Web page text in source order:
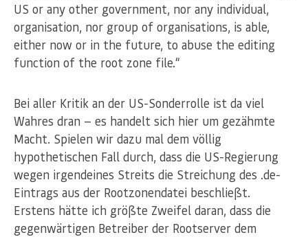
US or any other government, nor any individual,
organisation, nor group of organisations, is able,
either now or in the future, to abuse the editing
function of the root zone file.“
Bei aller Kritik an der US-Sonderrolle ist da viel
Wahres dran — es handelt sich hier um gezähmte
Macht. Spielen wir dazu mal dem völlig
hypothetischen Fall durch, dass die US-Regierung
wegen irgendeines Streits die Streichung des .de-
Eintrags aus der Rootzonendatei beschließt.
Erstens hätte ich größte Zweifel daran, dass die
gegenwärtigen Betreiber der Rootserver dem